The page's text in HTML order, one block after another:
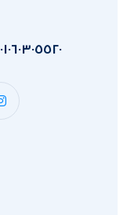
٠١٠٦٠٣٠٥٥٢٠ -٠١٢٠٥٩٩٣١١١- ٠١٢٨٧٨٤٣٦٦٦